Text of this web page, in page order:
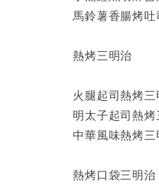
馬鈴薯香腸烤吐
熱烤三明治
火腿起司熱烤三
明太子起司熱烤
中華風味熱烤三
熱烤口袋三明治